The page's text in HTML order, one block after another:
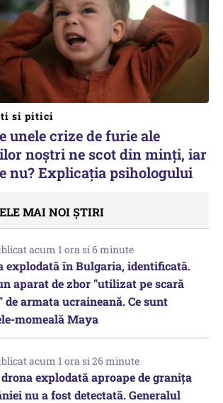
si pitici
unele crize de furie ale
noștri ne scot din minți, iar
nu? Explicația psihologului
MAI NOI ȘTIRI
acum 1 ora si 6 minute
explodată în Bulgaria, identificată.
aparat de zbor "utilizat pe scară
de armata ucraineană. Ce sunt
momeală Maya
acum 1 ora si 26 minute
drona explodată aproape de granița
nu a fost detectată. Generalul